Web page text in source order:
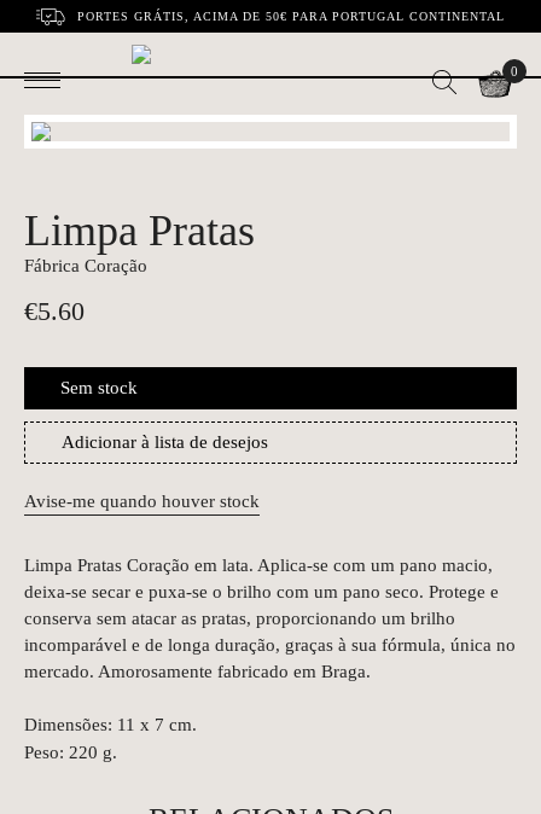
PORTES GRÁTIS, ACIMA DE 50€ PARA PORTUGAL CONTINENTAL
0
Limpa Pratas
Fábrica Coração
€5.60
Sem stock
Adicionar à lista de desejos
Avise-me quando houver stock
Limpa Pratas Coração em lata. Aplica-se com um pano macio,
deixa-se secar e puxa-se o brilho com um pano seco. Protege e
conserva sem atacar as pratas, proporcionando um brilho
incomparável e de longa duração, graças à sua fórmula, única no
mercado. Amorosamente fabricado em Braga.
Dimensões: 11 x 7 cm.
Peso: 220 g.